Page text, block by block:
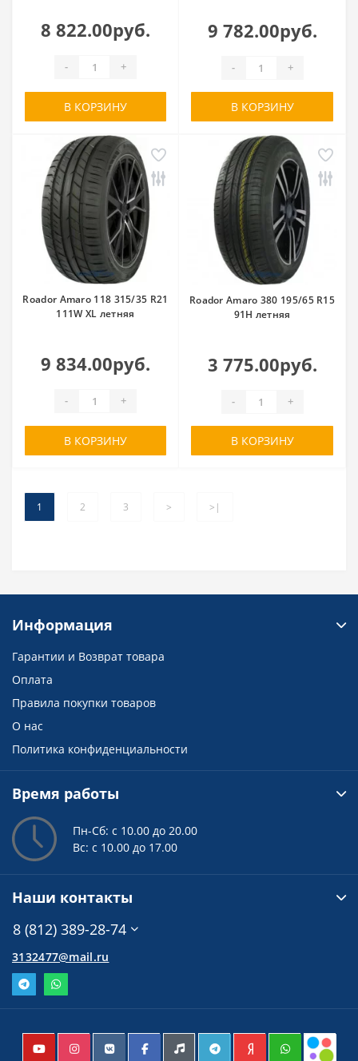
8 822.00руб.
- +
В КОРЗИНУ
9 782.00руб.
- +
В КОРЗИНУ
Roador Amaro 118 315/35 R21
111W XL летняя
9 834.00руб.
- +
В КОРЗИНУ
Roador Amaro 380 195/65 R15
91H летняя
3 775.00руб.
- +
В КОРЗИНУ
1 2 3 > >|
Информация
Гарантии и Возврат товара
Оплата
Правила покупки товаров
О нас
Политика конфиденциальности
Время работы
Пн-Сб: с 10.00 до 20.00
Вс: с 10.00 до 17.00
Наши контакты
8 (812) 389-28-74
3132477@mail.ru